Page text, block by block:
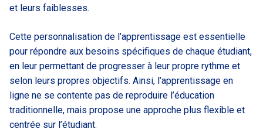
et leurs faiblesses.
Cette personnalisation de l’apprentissage est essentielle
pour répondre aux besoins spécifiques de chaque étudiant,
en leur permettant de progresser à leur propre rythme et
selon leurs propres objectifs. Ainsi, l’apprentissage en
ligne ne se contente pas de reproduire l’éducation
traditionnelle, mais propose une approche plus flexible et
centrée sur l’étudiant.